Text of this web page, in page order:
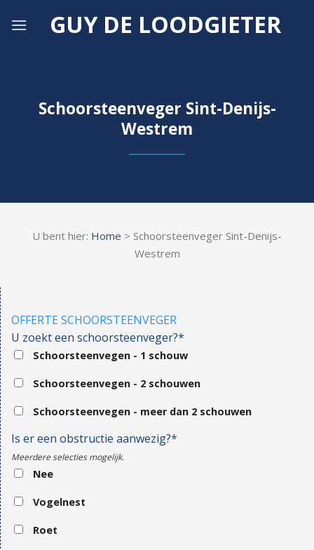
GUY DE LOODGIETER
Schoorsteenveger Sint-Denijs-
Westrem
U bent hier: Home > Schoorsteenveger Sint-Denijs-
Westrem
OFFERTE SCHOORSTEENVEGER
U zoekt een schoorsteenveger?*
Schoorsteenvegen - 1 schouw
Schoorsteenvegen - 2 schouwen
Schoorsteenvegen - meer dan 2 schouwen
Is er een obstructie aanwezig?*
Meerdere selecties mogelijk.
Nee
Vogelnest
Roet